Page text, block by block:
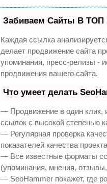
Забиваем Сайты В ТОП
Каждая ссылка
делает продвижение сайта
упоминания, пресс-релизы -
продвижения вашего сайта.
Что умеет делать
— Продвижение в один клик,
ссылок с высокой степенью
— Регулярная проверка
показателей качества
— Все известные форматы
(упоминания, мнения,
— SeoHammer покажет, где